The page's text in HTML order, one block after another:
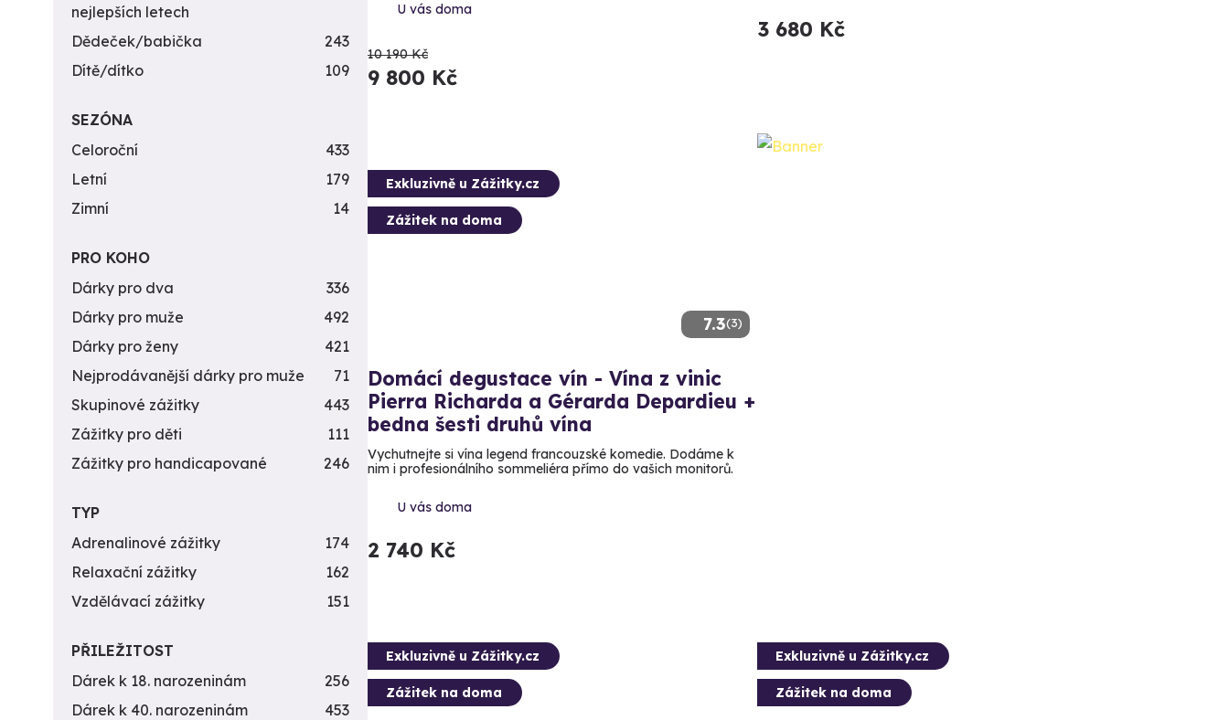
U vás doma
10 190 Kč
9 800 Kč
3 680 Kč
7.3(3)
Exkluzivně u Zážitky.cz
Zážitek na doma
Domácí degustace vín - Vína z vinic
Pierra Richarda a Gérarda Depardieu +
bedna šesti druhů vína
Vychutnejte si vína legend francouzské komedie. Dodáme k
nim i profesionálního sommeliéra přímo do vašich monitorů.
U vás doma
2 740 Kč
Exkluzivně u Zážitky.cz
Zážitek na doma
Exkluzivně u Zážitky.cz
Zážitek na doma
nejlepších letech
Dědeček/babička
243
Dítě/dítko
109
SEZÓNA
Celoroční
433
Letní
179
Zimní
14
PRO KOHO
Dárky pro dva
336
Dárky pro muže
492
Dárky pro ženy
421
Nejprodávanější dárky pro muže
71
Skupinové zážitky
443
Zážitky pro děti
111
Zážitky pro handicapované
246
TYP
Adrenalinové zážitky
174
Relaxační zážitky
162
Vzdělávací zážitky
151
PŘILEŽITOST
Dárek k 18. narozeninám
256
Dárek k 40. narozeninám
453